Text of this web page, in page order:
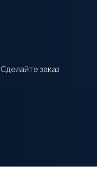
заказ